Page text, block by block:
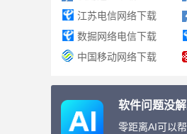
江苏电信网络下载
数掘网络电信下载
中国移动网络下载
软件问题没
零距离AI可以